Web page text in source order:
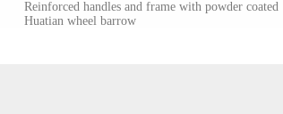
Reinforced handles and frame with powder coated
Huatian wheel barrow